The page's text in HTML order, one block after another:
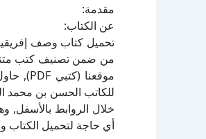
مقدمة:
عن الكتاب:
للكاتب الحسن بن محمد
أي حاجة لتحميل الكتاب